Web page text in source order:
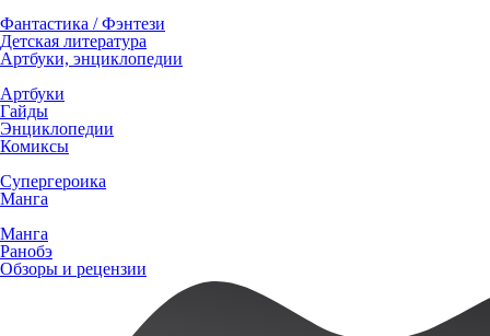
Фантастика / Фэнтези
Детская литература
Артбуки, энциклопедии
Артбуки
Гайды
Энциклопедии
Комиксы
Супергероика
Манга
Манга
Ранобэ
Обзоры и рецензии